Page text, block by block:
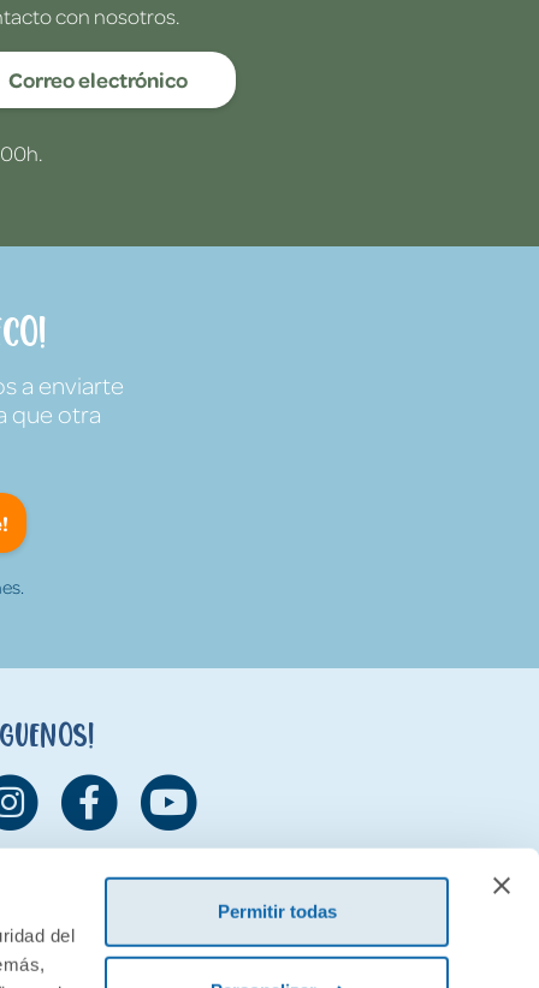
del
Permitir todas
con nosotros.
Correo electrónico
a enviarte
que otra